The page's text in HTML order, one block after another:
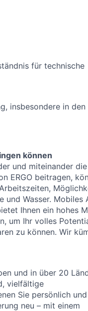
für technische
insbesondere in den
können
und miteinander
ERGO beitragen,
und Wasser. Mobiles
Ihnen ein hohes
um Ihr volles
zu können. Wir
und in über 20
vielfältige
Sie persönlich
neu – mit einem